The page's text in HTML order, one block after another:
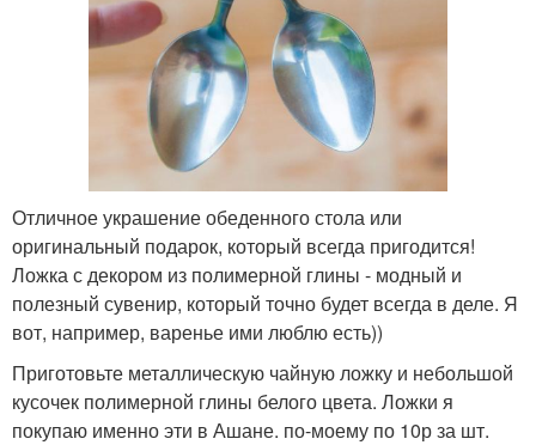
Отличное украшение обеденного стола или
оригинальный подарок, который всегда пригодится!
Ложка с декором из полимерной глины - модный и
полезный сувенир, который точно будет всегда в деле. Я
вот, например, варенье ими люблю есть))
Приготовьте металлическую чайную ложку и небольшой
кусочек полимерной глины белого цвета. Ложки я
покупаю именно эти в Ашане. по-моему по 10р за шт.